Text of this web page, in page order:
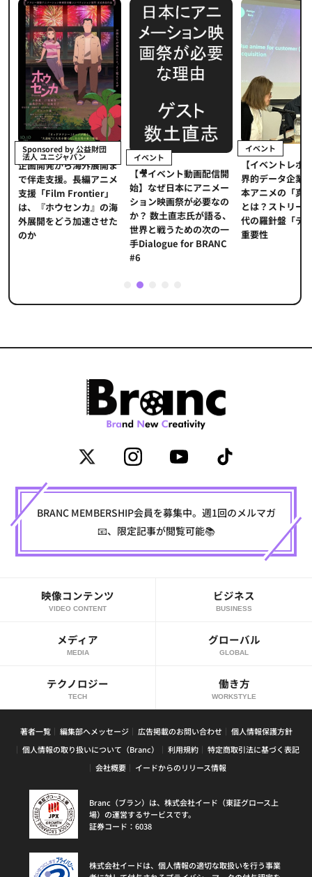
Sponsored by 公益財団
法人 ユニジャパン
企画開発から海外展開ま
で伴走支援。長編アニメ
支援「Film Frontier」
は、『ホウセンカ』の海
外展開をどう加速させた
のか
イベント
【🎥イベント動画配信開
始】なぜ日本にアニメー
ション映画祭が必要なの
か？ 数土直志氏が語る、
世界と戦うための次の一
手Dialogue for BRANC
#6
イベント
【イベントレポ
界的データ企業
本アニメの「真
とは？ストリー
代の羅針盤「デ
重要性
2
BRANC MEMBERSHIP会員を募集中。週1回のメルマガ
📧、限定記事が閲覧可能📚
映像コンテンツ
VIDEO CONTENT
ビジネス
BUSINESS
メディア
MEDIA
グローバル
GLOBAL
テクノロジー
TECH
働き方
WORKSTYLE
著者一覧 編集部へメッセージ 広告掲載のお問い合わせ
個人情報保護方針
個人情報の取り扱いについて（Branc）
利用規約
特定商取引法に基づく表記
会社概要
イードからのリリース情報
Branc（ブラン）は、株式会社イード（東証グロース上
場）の運営するサービスです。
証券コード：6038
株式会社イードは、個人情報の適切な取扱いを行う事業